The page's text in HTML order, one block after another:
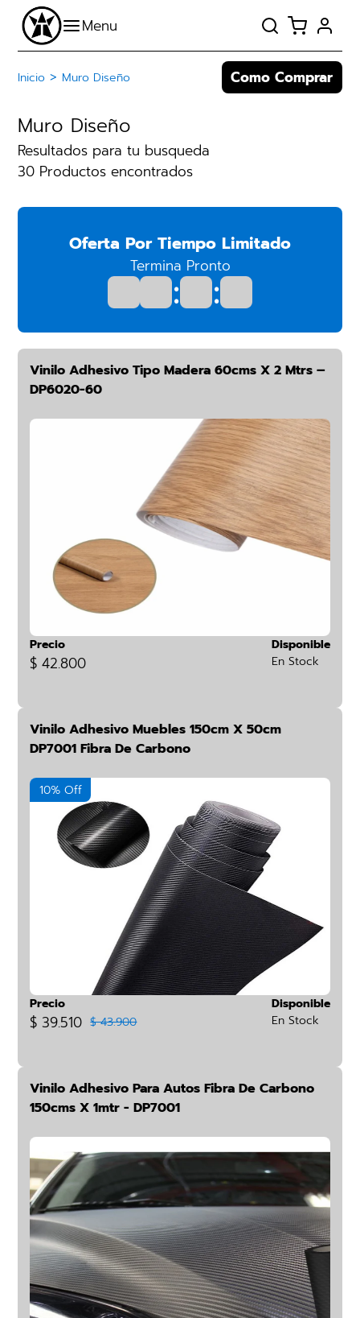
Inicio > Muro Diseño Como Comprar
Muro Diseño
Resultados para tu busqueda
30 Productos encontrados
Oferta Por Tiempo Limitado
Termina Pronto
: :
Vinilo Adhesivo Tipo Madera 60cms X 2 Mtrs –
DP6020-60
Precio
$ 42.800
Disponible
En Stock
Vinilo Adhesivo Muebles 150cm X 50cm
DP7001 Fibra De Carbono
10% Off
Precio
$ 39.510 $ 43.900
Disponible
En Stock
Vinilo Adhesivo Para Autos Fibra De Carbono
150cms X 1mtr - DP7001